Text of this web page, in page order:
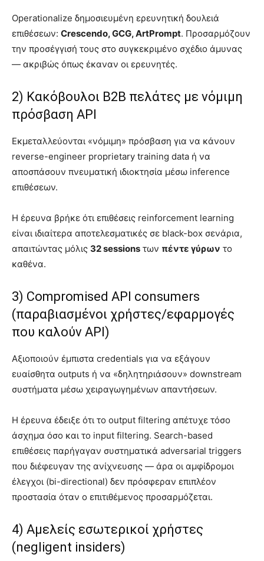
Operationalize δημοσιευμένη ερευνητική δουλειά
επιθέσεων: Crescendo, GCG, ArtPrompt. Προσαρμόζουν
την προσέγγισή τους στο συγκεκριμένο σχέδιο άμυνας
— ακριβώς όπως έκαναν οι ερευνητές.
2) Κακόβουλοι B2B πελάτες με νόμιμη
πρόσβαση API
Εκμεταλλεύονται «νόμιμη» πρόσβαση για να κάνουν
reverse-engineer proprietary training data ή να
αποσπάσουν πνευματική ιδιοκτησία μέσω inference
επιθέσεων.
Η έρευνα βρήκε ότι επιθέσεις reinforcement learning
είναι ιδιαίτερα αποτελεσματικές σε black-box σενάρια,
απαιτώντας μόλις 32 sessions των πέντε γύρων το
καθένα.
3) Compromised API consumers
(παραβιασμένοι χρήστες/εφαρμογές
που καλούν API)
Αξιοποιούν έμπιστα credentials για να εξάγουν
ευαίσθητα outputs ή να «δηλητηριάσουν» downstream
συστήματα μέσω χειραγωγημένων απαντήσεων.
Η έρευνα έδειξε ότι το output filtering απέτυχε τόσο
άσχημα όσο και το input filtering. Search-based
επιθέσεις παρήγαγαν συστηματικά adversarial triggers
που διέφευγαν της ανίχνευσης — άρα οι αμφίδρομοι
έλεγχοι (bi-directional) δεν πρόσφεραν επιπλέον
προστασία όταν ο επιτιθέμενος προσαρμόζεται.
4) Αμελείς εσωτερικοί χρήστες
(negligent insiders)